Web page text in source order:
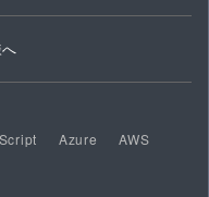
Azure
AWS